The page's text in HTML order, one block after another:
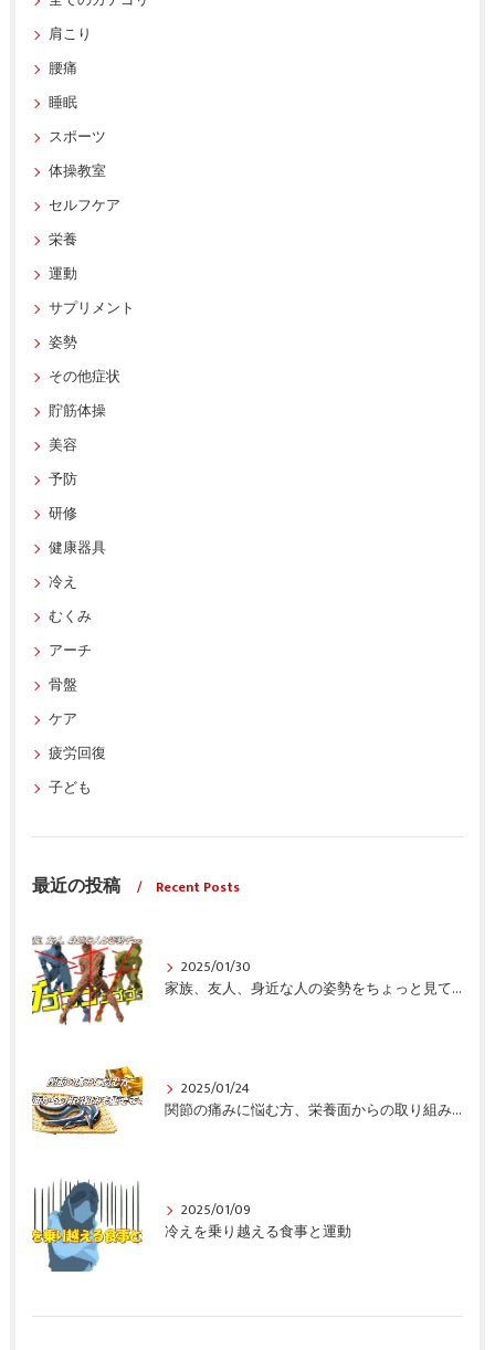
肩こり
腰痛
睡眠
スポーツ
体操教室
セルフケア
栄養
運動
サプリメント
姿勢
その他症状
貯筋体操
美容
予防
研修
健康器具
冷え
むくみ
アーチ
骨盤
ケア
疲労回復
子ども
最近の投稿 Recent Posts
2025/01/30
家族、友人、身近な人の姿勢をちょっと見てみませんか？
2025/01/24
関節の痛みに悩む方、栄養面からの取り組みも重要ですよ！
2025/01/09
冷えを乗り越える食事と運動